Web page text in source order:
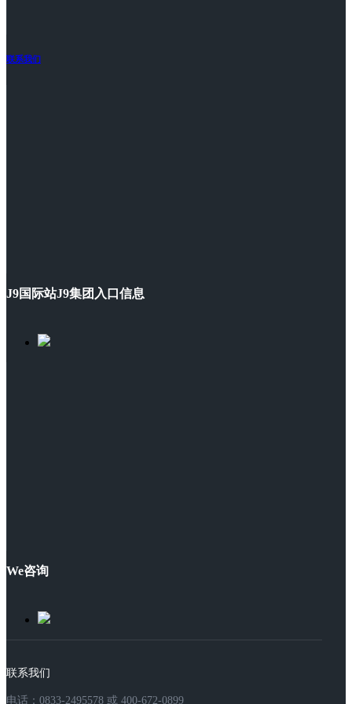
联系我们
J9国际站J9集团入口信息
We咨询
联系我们
电话：0833-2495578 或 400-672-0899